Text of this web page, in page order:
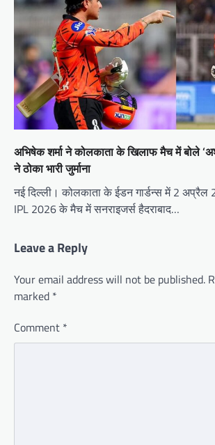
अभिषेक शर्मा ने कोलकाता के खिलाफ मैच में बोले
ने ठोका भारी जुर्माना
नई दिल्ली। कोलकाता के ईडन गार्डन्स में 2
IPL 2026 के मैच में सनराइजर्स हैदराबाद…
Leave a Reply
Your email address will not be published.
marked *
Comment *